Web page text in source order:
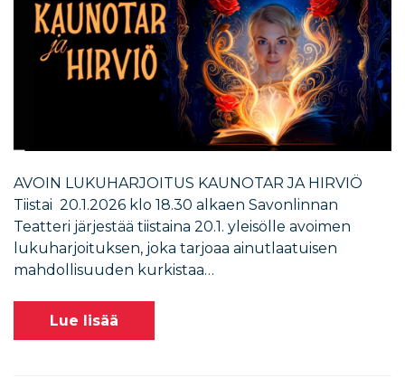
AVOIN LUKUHARJOITUS KAUNOTAR JA HIRVIÖ
Tiistai 20.1.2026 klo 18.30 alkaen Savonlinnan
Teatteri järjestää tiistaina 20.1. yleisölle avoimen
lukuharjoituksen, joka tarjoaa ainutlaatuisen
mahdollisuuden kurkistaa…
Lue lisää